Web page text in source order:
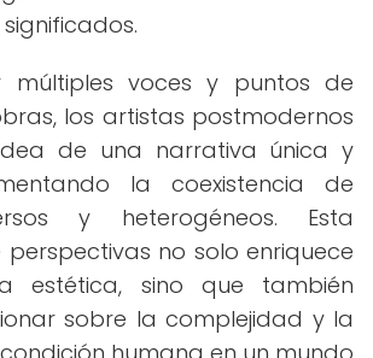
múltiples voces y puntos de
los artistas postmodernos
de una narrativa única y
la coexistencia de
y heterogéneos. Esta
no solo enriquece
estética, sino que también
sobre la complejidad y la